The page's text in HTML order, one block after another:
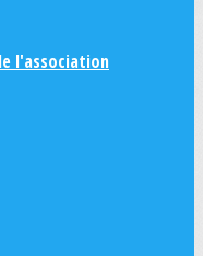
l'association